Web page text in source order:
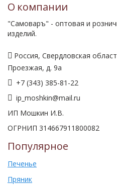
О компании
"Самоваръ" - оптовая и
изделий.
Россия, Свердловская
Проезжая, д. 9а
+7 (343) 385-81-22
ip_moshkin@mail.ru
ИП Мошкин И.В.
ОГРНИП 314667911800082
Популярное
Печенье
Пряник